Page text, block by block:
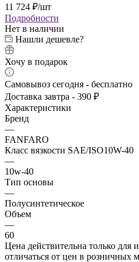
11 724 ₽/шт
Подробности
Нет в наличии
Нашли дешевле?
Хочу в подарок
Самовывоз сегодня - бесплатно
Доставка завтра - 390 ₽
Характеристики
Бренд
—
FANFARO
Класс вязкости SAE/ISO10W-40
—
10w-40
Тип основы
—
Полусинтетическое
Объем
—
60
Цена действительна только для
отличаться от цен в розничных